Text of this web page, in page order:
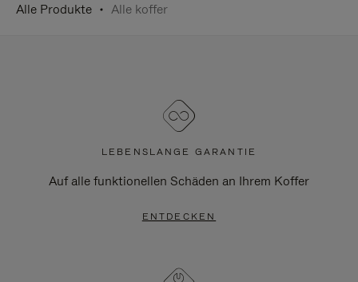
Alle Produkte Alle koffer
LEBENSLANGE GARANTIE
Auf alle funktionellen Schäden an Ihrem Koffer
ENTDECKEN